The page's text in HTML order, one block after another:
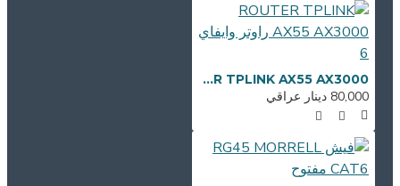
ROUTER TPLINK AX55 AX3000 راوتر وايفاي 6
80,000 دينار عراقي